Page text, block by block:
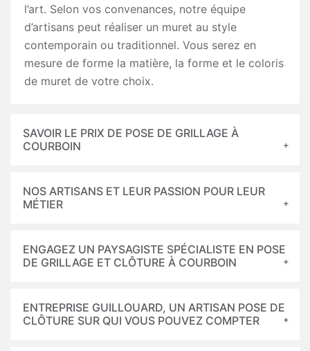
l’art. Selon vos convenances, notre équipe
d’artisans peut réaliser un muret au style
contemporain ou traditionnel. Vous serez en
mesure de forme la matière, la forme et le coloris
de muret de votre choix.
SAVOIR LE PRIX DE POSE DE GRILLAGE À
COURBOIN
NOS ARTISANS ET LEUR PASSION POUR LEUR
MÉTIER
ENGAGEZ UN PAYSAGISTE SPÉCIALISTE EN POSE
DE GRILLAGE ET CLÔTURE À COURBOIN
ENTREPRISE GUILLOUARD, UN ARTISAN POSE DE
CLÔTURE SUR QUI VOUS POUVEZ COMPTER